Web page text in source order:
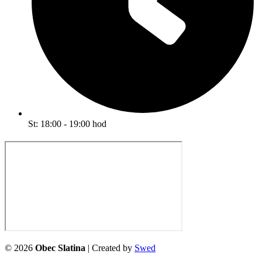
St: 18:00 - 19:00 hod
© 2026 Obec Slatina | Created by Swed